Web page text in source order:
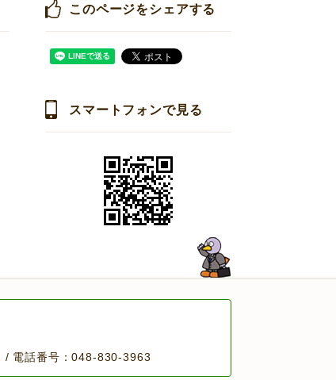
このページをシェアする
スマートフォンで見る
/ 電話番号：048-830-3963